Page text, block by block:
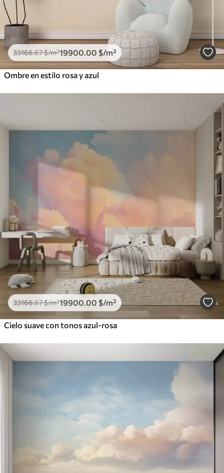
33166.67$/m²19900 .00 $/m²
Ombre en estilo rosa y azul
33166.67$/m²19900 .00 $/m²
Cielo suave con tonos azul-rosa